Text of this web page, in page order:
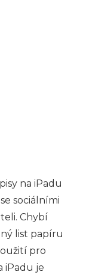
na iPadu
sociálními
Chybí
list papíru
pro
iPadu je